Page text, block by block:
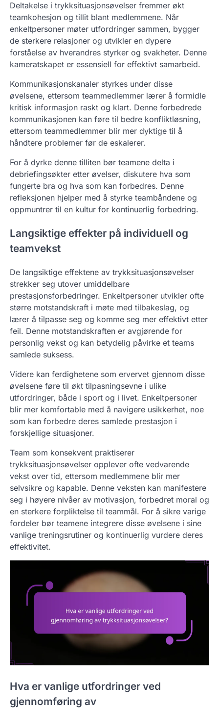
Deltakelse i trykksituasjonsøvelser fremmer økt
teamkohesjon og tillit blant medlemmene. Når
enkeltpersoner møter utfordringer sammen, bygger
de sterkere relasjoner og utvikler en dypere
forståelse av hverandres styrker og svakheter. Denne
kameratskapet er essensiell for effektivt samarbeid.
Kommunikasjonskanaler styrkes under disse
øvelsene, ettersom teammedlemmer lærer å formidle
kritisk informasjon raskt og klart. Denne forbedrede
kommunikasjonen kan føre til bedre konfliktløsning,
ettersom teammedlemmer blir mer dyktige til å
håndtere problemer før de eskalerer.
For å dyrke denne tilliten bør teamene delta i
debriefingsøkter etter øvelser, diskutere hva som
fungerte bra og hva som kan forbedres. Denne
refleksjonen hjelper med å styrke teambåndene og
oppmuntrer til en kultur for kontinuerlig forbedring.
Langsiktige effekter på individuell og
teamvekst
De langsiktige effektene av trykksituasjonsøvelser
strekker seg utover umiddelbare
prestasjonsforbedringer. Enkeltpersoner utvikler ofte
større motstandskraft i møte med tilbakeslag, og
lærer å tilpasse seg og komme seg mer effektivt etter
feil. Denne motstandskraften er avgjørende for
personlig vekst og kan betydelig påvirke et teams
samlede suksess.
Videre kan ferdighetene som ervervet gjennom disse
øvelsene føre til økt tilpasningsevne i ulike
utfordringer, både i sport og i livet. Enkeltpersoner
blir mer komfortable med å navigere usikkerhet, noe
som kan forbedre deres samlede prestasjon i
forskjellige situasjoner.
Team som konsekvent praktiserer
trykksituasjonsøvelser opplever ofte vedvarende
vekst over tid, ettersom medlemmene blir mer
selvsikre og kapable. Denne veksten kan manifestere
seg i høyere nivåer av motivasjon, forbedret moral og
en sterkere forpliktelse til teammål. For å sikre varige
fordeler bør teamene integrere disse øvelsene i sine
vanlige treningsrutiner og kontinuerlig vurdere deres
effektivitet.
Hva er vanlige utfordringer ved
gjennomføring av